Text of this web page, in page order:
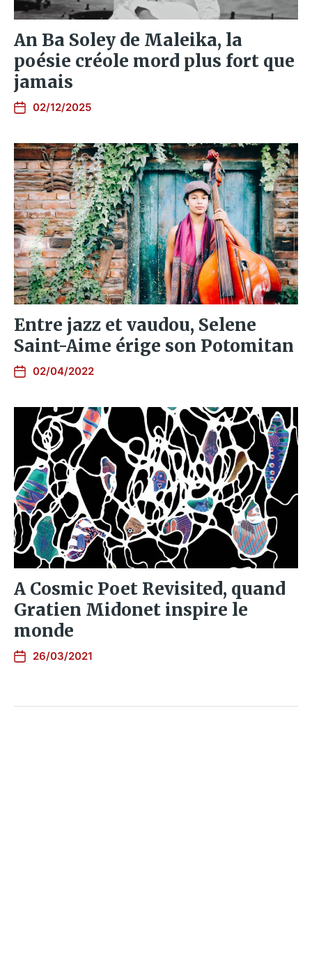
An Ba Soley de Maleika, la
poésie créole mord plus fort que
jamais
02/12/2025
Entre jazz et vaudou, Selene
Saint-Aime érige son Potomitan
02/04/2022
A Cosmic Poet Revisited, quand
Gratien Midonet inspire le
monde
26/03/2021